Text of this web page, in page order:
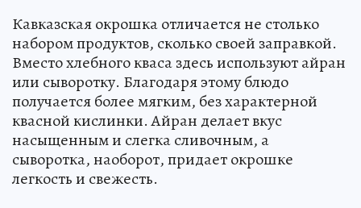
Кавказская окрошка отличается не столько
набором продуктов, сколько своей заправкой.
Вместо хлебного кваса здесь используют айран
или сыворотку. Благодаря этому блюдо
получается более мягким, без характерной
квасной кислинки. Айран делает вкус
насыщенным и слегка сливочным, а
сыворотка, наоборот, придает окрошке
легкость и свежесть.